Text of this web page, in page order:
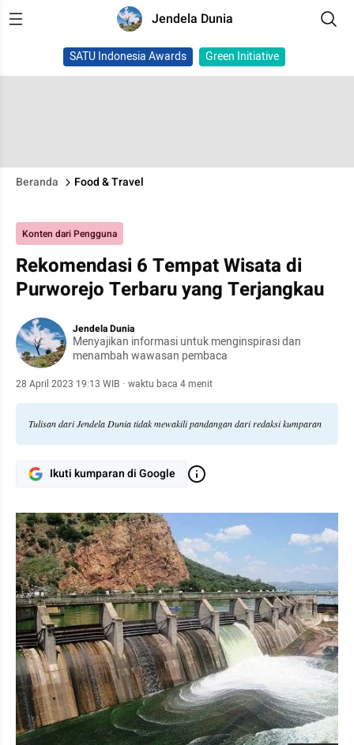
Jendela Dunia
SATU Indonesia Awards Green Initiative
Beranda Food & Travel
Konten dari Pengguna
Rekomendasi 6 Tempat Wisata di
Purworejo Terbaru yang Terjangkau
Jendela Dunia
Menyajikan informasi untuk menginspirasi dan
menambah wawasan pembaca
28 April 2023 19:13 WIB · waktu baca 4 menit
Tulisan dari Jendela Dunia tidak mewakili pandangan dari redaksi kumparan
Ikuti kumparan di Google